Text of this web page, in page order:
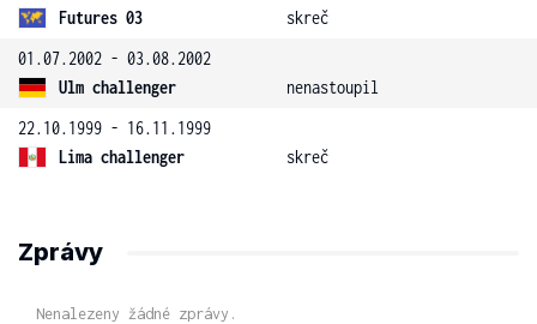
Futures 03
skreč
01.07.2002 - 03.08.2002
Ulm challenger
nenastoupil
22.10.1999 - 16.11.1999
Lima challenger
skreč
Zprávy
Nenalezeny žádné zprávy.